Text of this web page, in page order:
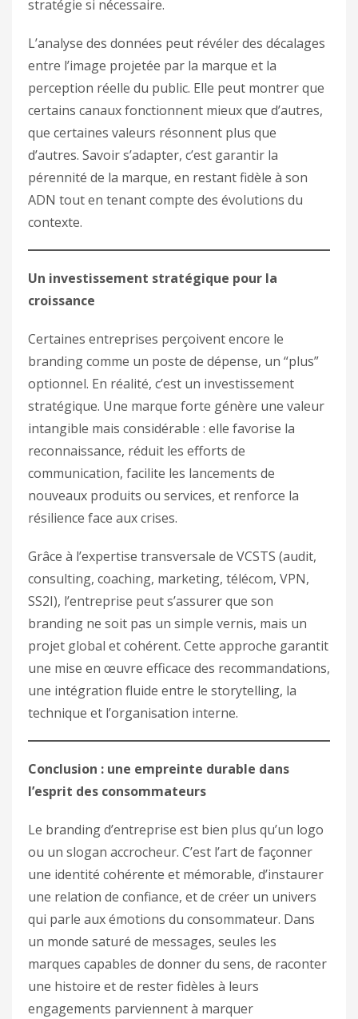
stratégie si nécessaire.
L’analyse des données peut révéler des décalages
entre l’image projetée par la marque et la
perception réelle du public. Elle peut montrer que
certains canaux fonctionnent mieux que d’autres,
que certaines valeurs résonnent plus que
d’autres. Savoir s’adapter, c’est garantir la
pérennité de la marque, en restant fidèle à son
ADN tout en tenant compte des évolutions du
contexte.
Un investissement stratégique pour la
croissance
Certaines entreprises perçoivent encore le
branding comme un poste de dépense, un “plus”
optionnel. En réalité, c’est un investissement
stratégique. Une marque forte génère une valeur
intangible mais considérable : elle favorise la
reconnaissance, réduit les efforts de
communication, facilite les lancements de
nouveaux produits ou services, et renforce la
résilience face aux crises.
Grâce à l’expertise transversale de VCSTS (audit,
consulting, coaching, marketing, télécom, VPN,
SS2I), l’entreprise peut s’assurer que son
branding ne soit pas un simple vernis, mais un
projet global et cohérent. Cette approche garantit
une mise en œuvre efficace des recommandations,
une intégration fluide entre le storytelling, la
technique et l’organisation interne.
Conclusion : une empreinte durable dans
l’esprit des consommateurs
Le branding d’entreprise est bien plus qu’un logo
ou un slogan accrocheur. C’est l’art de façonner
une identité cohérente et mémorable, d’instaurer
une relation de confiance, et de créer un univers
qui parle aux émotions du consommateur. Dans
un monde saturé de messages, seules les
marques capables de donner du sens, de raconter
une histoire et de rester fidèles à leurs
engagements parviennent à marquer